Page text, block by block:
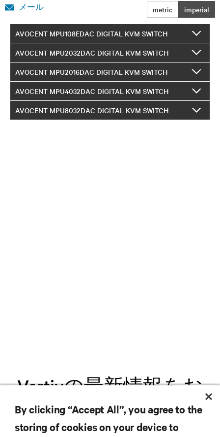
metric imperial
メール
AVOCENT MPU108EDAC DIGITAL KVM SWITCH
AVOCENT MPU2032DAC DIGITAL KVM SWITCH
AVOCENT MPU2016DAC DIGITAL KVM SWITCH
AVOCENT MPU4032DAC DIGITAL KVM SWITCH
AVOCENT MPU8032DAC DIGITAL KVM SWITCH
Vertivの最新情報をお
届けします
By clicking “Accept All”, you agree to the
storing of cookies on your device to